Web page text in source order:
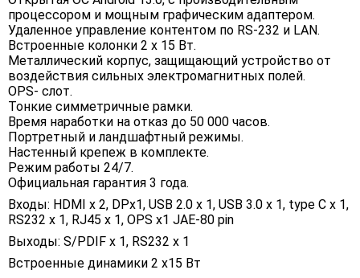
процессором и мощным графическим адаптером.
Удаленное управление контентом по RS-232 и LAN.
Встроенные колонки 2 х 15 Вт.
Металлический корпус, защищающий устройство от
воздействия сильных электромагнитных полей.
OPS- слот.
Тонкие симметричные рамки.
Время наработки на отказ до 50 000 часов.
Портретный и ландшафтный режимы.
Настенный крепеж в комплекте.
Режим работы 24/7.
Официальная гарантия 3 года.
Входы: HDMI x 2, DPx1, USB 2.0 x 1, USB 3.0 x 1, type C x 1,
RS232 x 1, RJ45 x 1, OPS x1 JAE-80 pin
Выходы: S/PDIF х 1, RS232 х 1
Встроенные динамики 2 x15 Вт